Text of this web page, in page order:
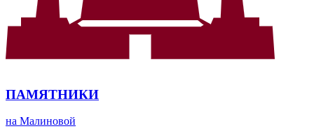
ПАМЯТНИКИ
на Малиновой